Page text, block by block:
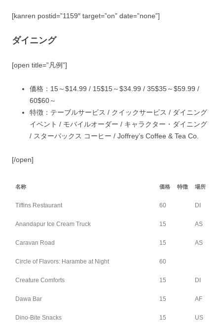
[kanren postid=”1159″ target=”on” date=”none”]
ダイニング
[open title=”凡例”]
価格： 15～$14.99 / 15$15～$34.99 / 35$35～$59.99 /
60$60～
特徴： テーブルサービス / クイックサービス / ダイニング
イベント / モバイルオーダー / キャラクター・ダイニング
/ スターバックス コーヒー / Joffrey’s Coffee & Tea Co.
[/open]
名称 価格 特徴 場所
Tiffins Restaurant 60 DI
Anandapur Ice Cream Truck 15 AS
Caravan Road 15 AS
Circle of Flavors: Harambe at Night 60
Creature Comforts 15 DI
Dawa Bar 15 AF
Dino-Bite Snacks 15 US